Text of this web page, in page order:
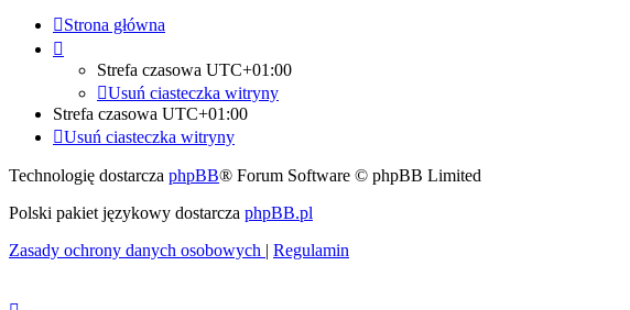
Strona główna
Strefa czasowa UTC+01:00
Usuń ciasteczka witryny
Strefa czasowa UTC+01:00
Usuń ciasteczka witryny
Technologię dostarcza phpBB® Forum Software © phpBB Limited
Polski pakiet językowy dostarcza phpBB.pl
Zasady ochrony danych osobowych | Regulamin